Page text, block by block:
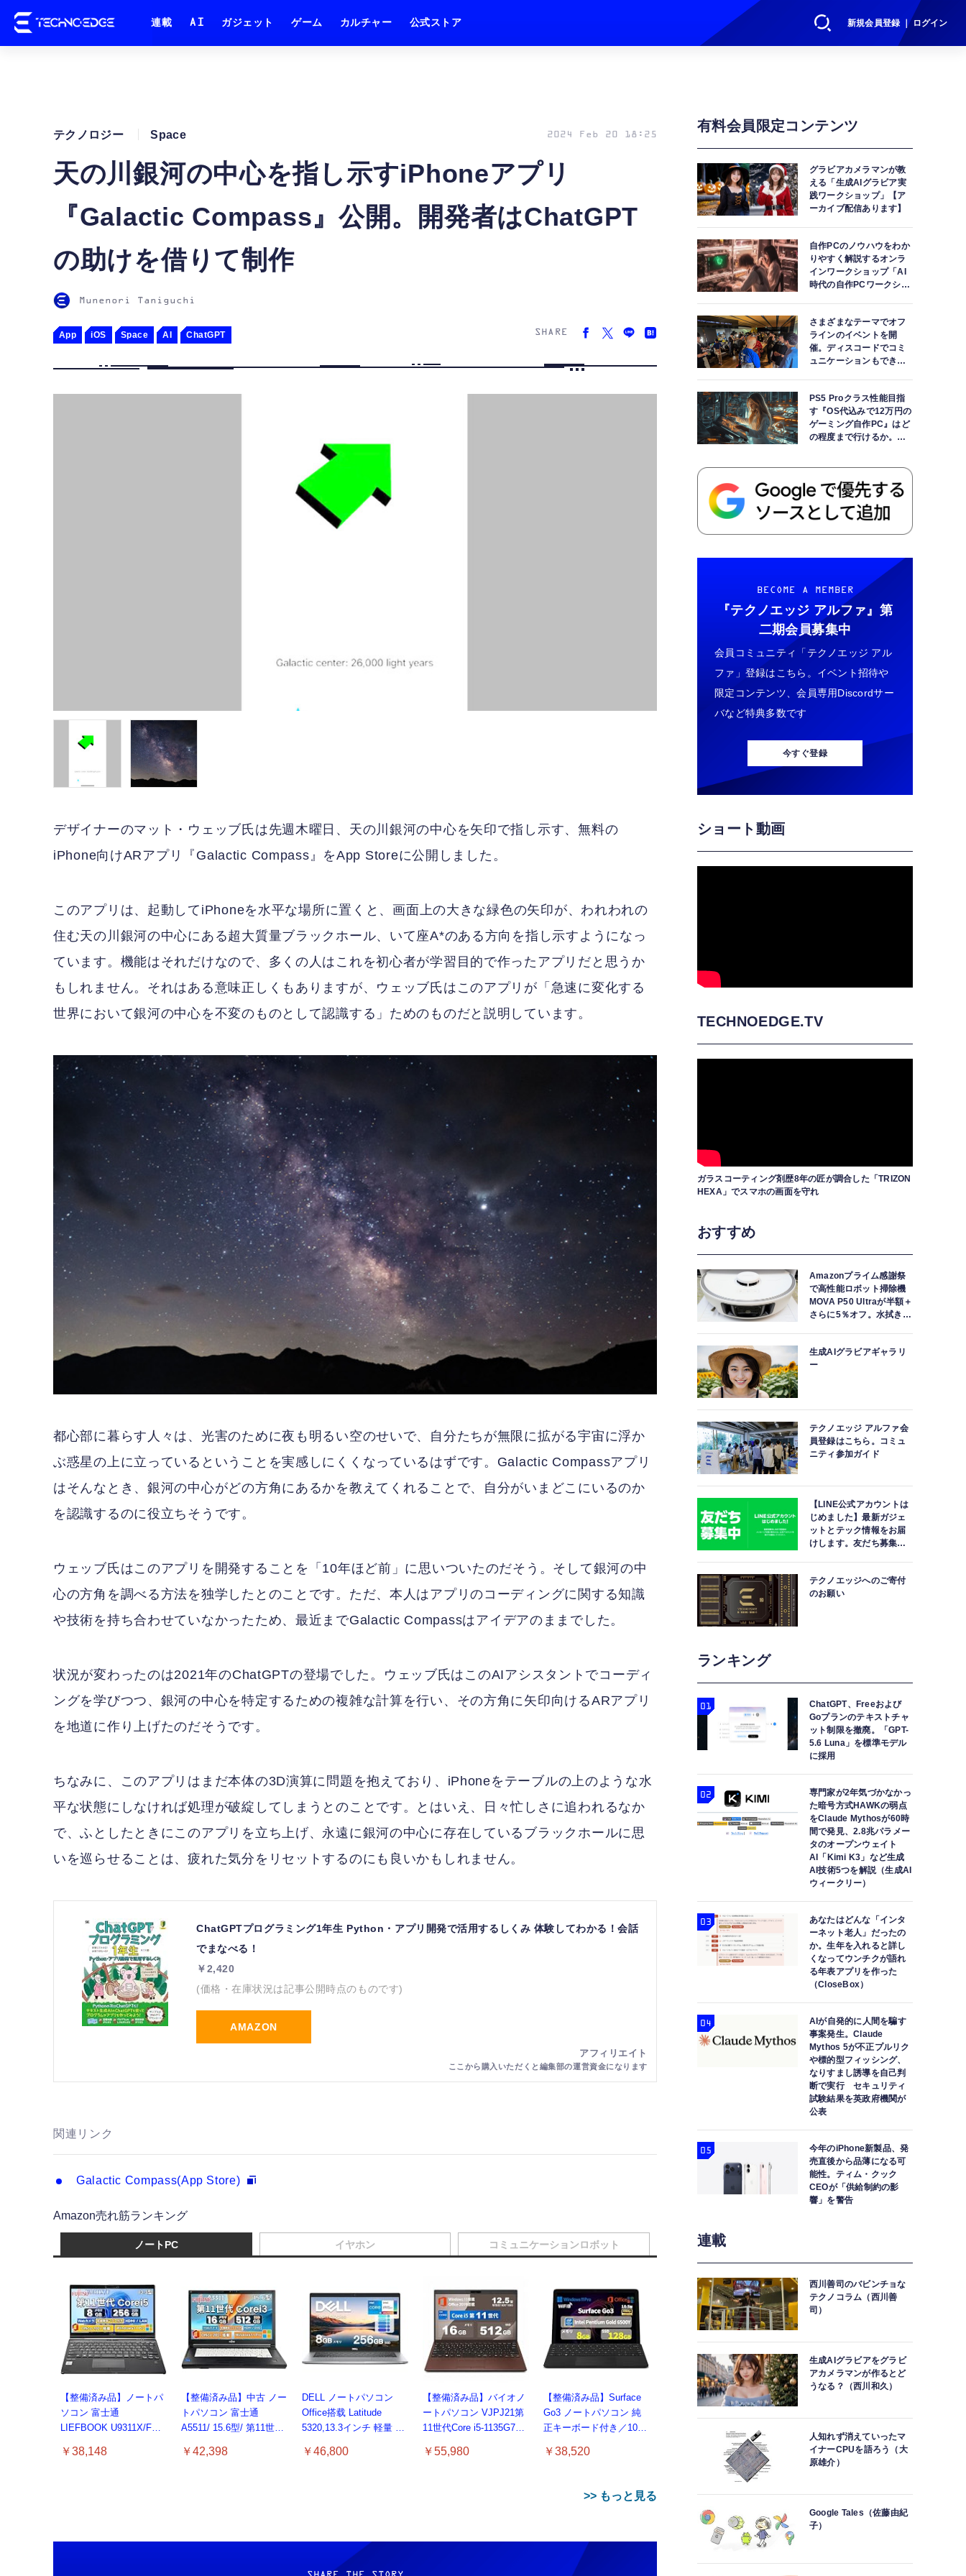
新規会員登録 ｜ ログイン
連載 AI ガジェット ゲーム カルチャー 公式ストア
天の川銀河の中心を指し示すiPhoneアプリ
『Galactic Compass』公開。開発者はChatGPT
の助けを借りて制作
テクノロジー Space 2024 Feb 20 18:25
Munenori Taniguchi
App iOS Space AI ChatGPT SHARE
デザイナーのマット・ウェッブ氏は先週木曜日、天の川銀河の中心を矢印で指し示す、無料の
iPhone向けARアプリ『Galactic Compass』をApp Storeに公開しました。
このアプリは、起動してiPhoneを水平な場所に置くと、画面上の大きな緑色の矢印が、われわれの
住む天の川銀河の中心にある超大質量ブラックホール、いて座A*のある方向を指し示すようになっ
ています。機能はそれだけなので、多くの人はこれを初心者が学習目的で作ったアプリだと思うか
もしれません。それはある意味正しくもありますが、ウェッブ氏はこのアプリが「急速に変化する
世界において銀河の中心を不変のものとして認識する」ためのものだと説明しています。
都心部に暮らす人々は、光害のために夜も明るい空のせいで、自分たちが無限に拡がる宇宙に浮か
ぶ惑星の上に立っているということを実感しにくくなっているはずです。Galactic Compassアプリ
はそんなとき、銀河の中心がどの方角にあるかを教えてくれることで、自分がいまどこにいるのか
を認識するのに役立ちそうです。
ウェッブ氏はこのアプリを開発することを「10年ほど前」に思いついたのだそう。そして銀河の中
心の方角を調べる方法を独学したとのことです。ただ、本人はアプリのコーディングに関する知識
や技術を持ち合わせていなかったため、最近までGalactic Compassはアイデアのままでした。
状況が変わったのは2021年のChatGPTの登場でした。ウェッブ氏はこのAIアシスタントでコーディ
ングを学びつつ、銀河の中心を特定するための複雑な計算を行い、その方角に矢印向けるARアプリ
を地道に作り上げたのだそうです。
ちなみに、このアプリはまだ本体の3D演算に問題を抱えており、iPhoneをテーブルの上のような水
平な状態にしなければ処理が破綻してしまうとのことです。とはいえ、日々忙しさに追われるなか
で、ふとしたときにこのアプリを立ち上げ、永遠に銀河の中心に存在しているブラックホールに思
いを巡らせることは、疲れた気分をリセットするのにも良いかもしれません。
ChatGPTプログラミング1年生 Python・アプリ開発で活用するしくみ 体験してわかる！会話
でまなべる！
￥2,420
(価格・在庫状況は記事公開時点のものです)
AMAZON
関連リンク
Galactic Compass(App Store)
Amazon売れ筋ランキング
ノートPC
【整備済み品】ノートパ
ソコン 富士通
LIEFBOOK U9311X/F
1145G7/Windows11
￥38,148
【整備済み品】中古 ノー
トパソコン 富士通
A5511/ 15.6型/ 第11世代
Pro/MS Office 2021 Pro
￥42,398
DELL ノートパソコン
Office搭载 Latitude
5320,13.3インチ 軽量 パ
Core i5-1145G7, デル
￥46,800
【整備済み品】バイオノ
ートパソコン VJPJ21第
11世代Core i5-1135G7
トPC
￥55,980
【整備済み品】Surface
Go3 ノートパソコン 純
正キーボード付き／10型
Gold プロセッサ／メモリ
Windows11 Office／WiFi-
6 Bluetooth5.0／USB-C
￥38,520
>> もっと見る
イヤホン コミュニケーションロボット
有料会員限定コンテンツ
グラビアカメラマンが教
える「生成AIグラビア実
践ワークショップ」【ア
ーカイブ配信あります】
自作PCのノウハウをわか
りやすく解説するオンラ
インワークショップ「AI
時代の自作PCワークショ
さまざまなテーマでオフ
ラインのイベントを開
催。ディスコードでコミ
ュニケーションもできま
PS5 Proクラス性能目指
す『OS代込みで12万円の
ゲーミング自作PC』はど
の程度まで行けるか。
BECOME A MEMBER
『テクノエッジ アルファ』 第
二期会員募集中
会員コミュニティ「テクノエッジ アル
ファ」登録はこちら。イベント招待や
限定コンテンツ、会員専用Discordサー
バなど特典多数です
今すぐ登録
ショート動画
TECHNOEDGE.TV
ガラスコーティング剤歴8年の匠が調合した「TRIZON
HEXA」でスマホの画面を守れ
おすすめ
Amazonプライム感謝祭
で高性能ロボット掃除機
MOVA P50 Ultraが半額＋
さらに5％オフ。水拭きモ
生成AIグラビアギャラリ
ー
テクノエッジ アルファ会
員登録はこちら。コミュ
ニティ参加ガイド
【LINE公式アカウントは
じめました】最新ガジェ
ットとテック情報をお届
けします。友だち募集
テクノエッジへのご寄付
のお願い
ランキング
ChatGPT、Freeおよび
Goプランのテキストチャ
ット制限を撤廃。「GPT-
5.6 Luna」を標準モデル
に採用
専門家が2年気づかなかっ
た暗号方式HAWKの弱点
をClaude Mythosが60時
間で発見、2.8兆パラメー
タのオープンウェイト
AI「Kimi K3」など生成
AI技術5つを解説（生成AI
ウィークリー）
あなたはどんな「インタ
ーネット老人」だったの
か。生年を入れると詳し
くなってウンチクが語れ
る年表アプリを作った
（CloseBox）
AIが自発的に人間を騙す
事案発生。Claude
Mythos 5が不正プルリク
や標的型フィッシング、
なりすまし誘導を自己判
断で実行 セキュリティ
試験結果を英政府機関が
公表
今年のiPhone新製品、発
売直後から品薄になる可
能性。ティム・クック
CEOが「供給制約の影
響」を警告
連載
西川善司のバビンチョな
テクノコラム（西川善
司）
生成AIグラビアをグラビ
アカメラマンが作るとど
うなる？（西川和久）
人知れず消えていったマ
イナーCPUを語ろう（大
原雄介）
Google Tales（佐藤由紀
子）